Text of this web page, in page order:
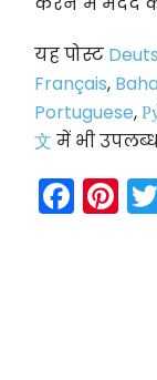
यह पोस्ट
Français,
Portuguese,
文 में भी